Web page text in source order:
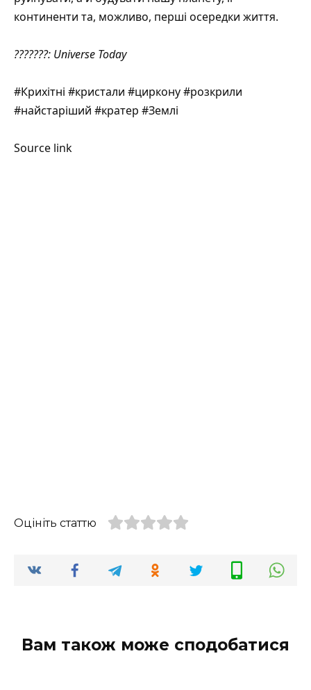
континенти та, можливо, перші осередки життя.
???????: Universe Today
#Крихітні #кристали #циркону #розкрили
#найстаріший #кратер #Землі
Source link
Оцініть статтю
Вам також може сподобатися